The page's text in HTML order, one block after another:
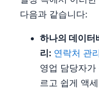
다음과 같습니다:
하나의 데이터
리: 연락처 관리
영업 담당자
르고 쉽게 액